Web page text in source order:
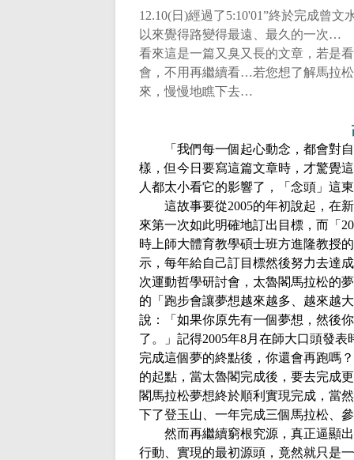
12.10(日 )經過了5:10'01”終於完成曾文
以來覺得路變得最遠、最久的一次…
看來這是一篇又臭又長的文章，若是
會，不用再繼續看…若您想了解馬拉
來，慢慢地瞧下去…
「我們每一個起心動念，都會對
樣，但今日要寫這篇文章時，才驚覺
人都太小看它的影響了，「念頭」這
這故事要從2005的年初說起，在
來第一次如此明確地訂出目標，而「
時上師大體育教學碩士班方進隆教授
示，每年給自己訂目標然後努力去達
次運動哲學研討會，太魯閣馬拉松的
的「跑步會讓夢想越來越多、越來越
說：「如果你原先有一個夢想，然後
了。」記得2005年8月在師大口頭發表
完成這個夢的終點後，你還會再跑嗎
的起點，當太魯閣完成後，要去完成
閣馬拉松夢想終於順利實現完成，當
下了登玉山、一年完成三個馬拉松、
然而再繼續窮根究源，真正逼顯
行動、實現的最初源頭，竟然就只是